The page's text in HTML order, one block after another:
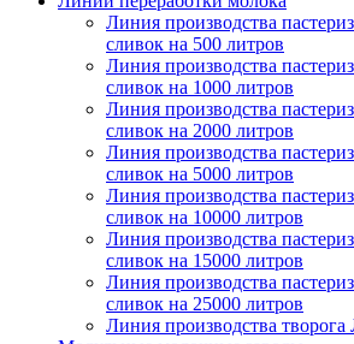
Линия производства
сливок на 500 литров
Линия производства
сливок на 1000 литров
Линия производства
сливок на 2000 литров
Линия производства
сливок на 5000 литров
Линия производства
сливок на 10000 литров
Линия производства
сливок на 15000 литров
Линия производства
сливок на 25000 литров
Линия производства